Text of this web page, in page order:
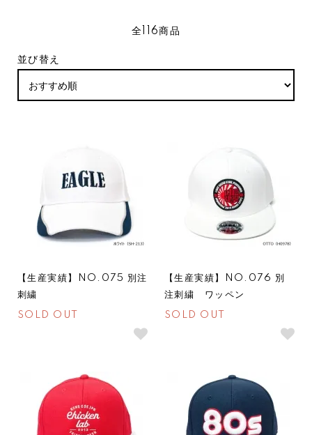
全116商品
並び替え
【生産実績】NO.075 別注
刺繍
SOLD OUT
【生産実績】NO.076 別
注刺繍 ワッペン
SOLD OUT